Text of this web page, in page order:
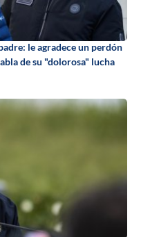
le agradece un perdón
de su "dolorosa" lucha